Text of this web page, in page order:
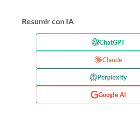
Resumir con IA
ChatGPT
Claude
Perplexity
Google AI